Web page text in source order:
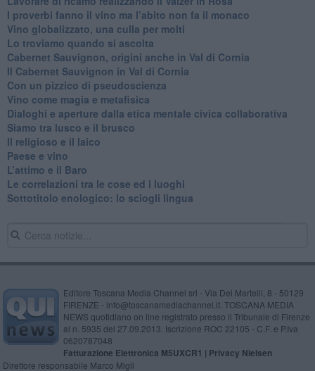
​I proverbi fanno il vino ma l’abito non fa il monaco
Vino globalizzato, una culla per molti
Lo troviamo quando si ascolta
Cabernet Sauvignon, origini anche in Val di Cornia
Il Cabernet Sauvignon in Val di Cornia
Con un pizzico di pseudoscienza
​Vino come magia e metafisica
Dialoghi e aperture dalla etica mentale civica collaborativa
Siamo tra lusco e il brusco
Il religioso e il laico
​Paese e vino
L’attimo e il Baro
Le correlazioni tra le cose ed i luoghi
​Sottotitolo enologico: lo sciogli lingua
Editore Toscana Media Channel srl - Via Dei Martelli, 8 - 50129
FIRENZE - info@toscanamediachannel.it. TOSCANA MEDIA
NEWS quotidiano on line registrato presso il Tribunale di Firenze
al n. 5935 del 27.09.2013. Iscrizione ROC 22105 - C.F. e P.Iva
0620787048
Fatturazione Elettronica M5UXCR1 | Privacy Nielsen
Direttore responsabile Marco Migli